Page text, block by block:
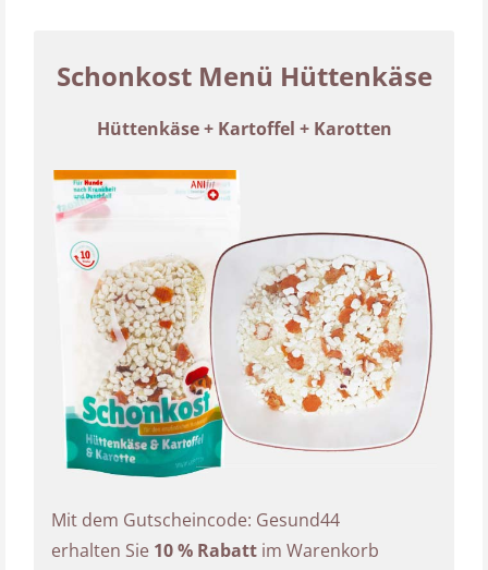
Schonkost Menü Hüttenkäse
Hüttenkäse + Kartoffel + Karotten
Mit dem Gutscheincode: Gesund44
erhalten Sie 10 % Rabatt im Warenkorb